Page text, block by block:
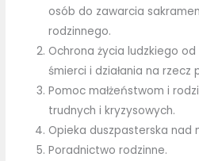
osób do zawarcia
rodzinnego.
Ochrona życia ludzkiego
śmierci i działania na rzecz
Pomoc małżeństwom i
trudnych i kryzysowych.
Opieka duszpasterska nad
Poradnictwo rodzinne.